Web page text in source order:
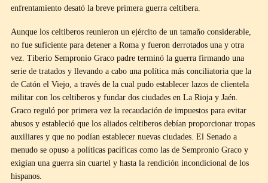
enfrentamiento desató la breve primera guerra celtibera.
Aunque los celtiberos reunieron un ejército de un tamaño considerable,
no fue suficiente para detener a Roma y fueron derrotados una y otra
vez. Tiberio Sempronio Graco padre terminó la guerra firmando una
serie de tratados y llevando a cabo una política más conciliatoria que la
de Catón el Viejo, a través de la cual pudo establecer lazos de clientela
militar con los celtiberos y fundar dos ciudades en La Rioja y Jaén.
Graco reguló por primera vez la recaudación de impuestos para evitar
abusos y estableció que los aliados celtiberos debían proporcionar tropas
auxiliares y que no podían establecer nuevas ciudades. El Senado a
menudo se opuso a políticas pacíficas como las de Sempronio Graco y
exigían una guerra sin cuartel y hasta la rendición incondicional de los
hispanos.